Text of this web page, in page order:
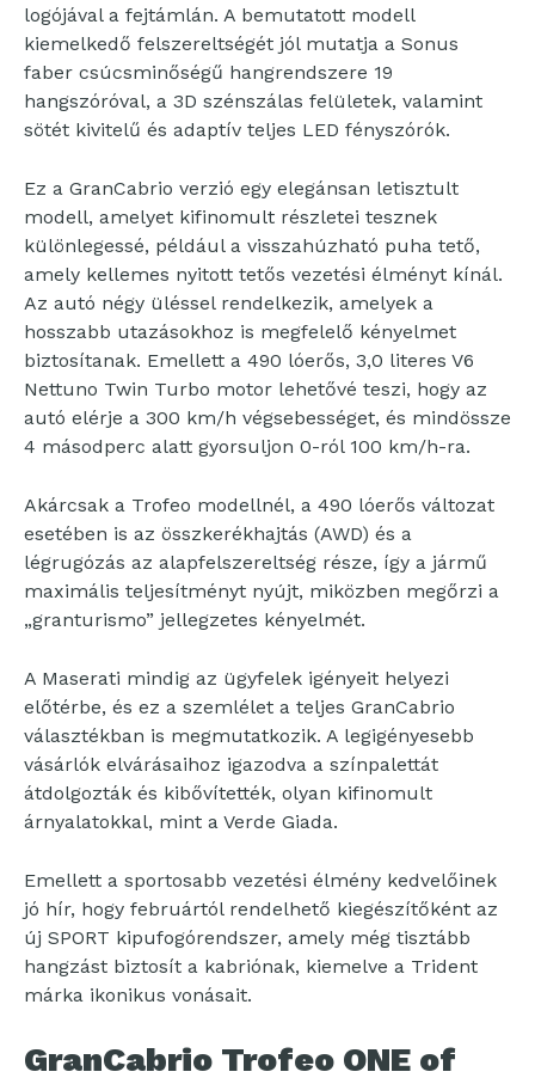
logójával a fejtámlán. A bemutatott modell
kiemelkedő felszereltségét jól mutatja a Sonus
faber csúcsminőségű hangrendszere 19
hangszóróval, a 3D szénszálas felületek, valamint
sötét kivitelű és adaptív teljes LED fényszórók.
Ez a GranCabrio verzió egy elegánsan letisztult
modell, amelyet kifinomult részletei tesznek
különlegessé, például a visszahúzható puha tető,
amely kellemes nyitott tetős vezetési élményt kínál.
Az autó négy üléssel rendelkezik, amelyek a
hosszabb utazásokhoz is megfelelő kényelmet
biztosítanak. Emellett a 490 lóerős, 3,0 literes V6
Nettuno Twin Turbo motor lehetővé teszi, hogy az
autó elérje a 300 km/h végsebességet, és mindössze
4 másodperc alatt gyorsuljon 0-ról 100 km/h-ra.
Akárcsak a Trofeo modellnél, a 490 lóerős változat
esetében is az összkerékhajtás (AWD) és a
légrugózás az alapfelszereltség része, így a jármű
maximális teljesítményt nyújt, miközben megőrzi a
„granturismo” jellegzetes kényelmét.
A Maserati mindig az ügyfelek igényeit helyezi
előtérbe, és ez a szemlélet a teljes GranCabrio
választékban is megmutatkozik. A legigényesebb
vásárlók elvárásaihoz igazodva a színpalettát
átdolgozták és kibővítették, olyan kifinomult
árnyalatokkal, mint a Verde Giada.
Emellett a sportosabb vezetési élmény kedvelőinek
jó hír, hogy februártól rendelhető kiegészítőként az
új SPORT kipufogórendszer, amely még tisztább
hangzást biztosít a kabriónak, kiemelve a Trident
márka ikonikus vonásait.
GranCabrio Trofeo ONE of